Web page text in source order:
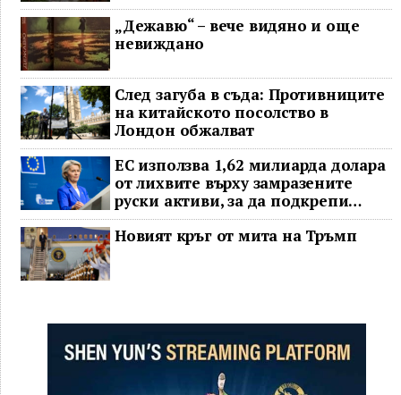
„Дежавю“ – вече видяно и още
невиждано
След загуба в съда: Противниците
на китайското посолство в
Лондон обжалват
ЕС използва 1,62 милиарда долара
от лихвите върху замразените
руски активи, за да подкрепи
Украйна
Новият кръг от мита на Тръмп